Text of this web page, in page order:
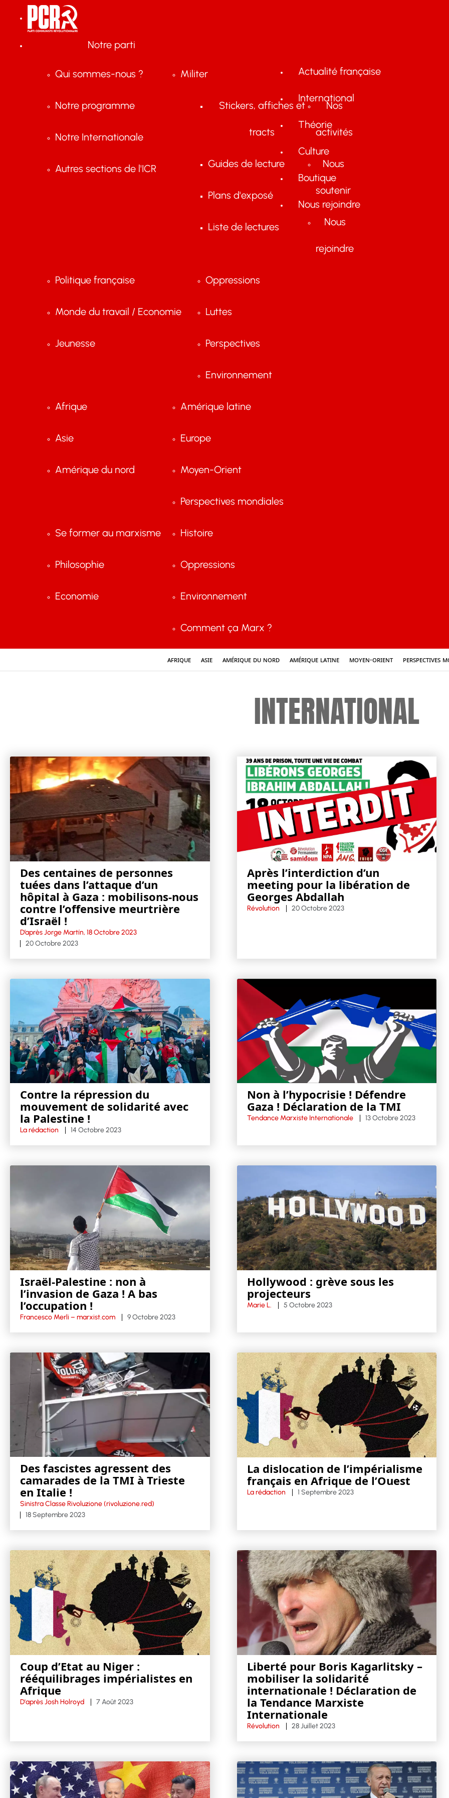
Notre parti
Qui sommes-nous ?
Notre programme
Notre Internationale
Autres sections de l'ICR
Militer
Stickers, affiches et
tracts
Guides de lecture
Plans d'exposé
Liste de lectures
Nos
activités
Nous
soutenir
Nous
rejoindre
Actualité française
Politique française
Monde du travail / Economie
Jeunesse
Oppressions
Luttes
Perspectives
Environnement
International
Afrique
Asie
Amérique du nord
Amérique latine
Europe
Moyen-Orient
Perspectives mondiales
Théorie
Se former au marxisme
Philosophie
Economie
Histoire
Oppressions
Environnement
Comment ça Marx ?
Culture
Boutique
Nous rejoindre
Afrique Asie Amérique du nord Amérique latine Moyen-Orient Perspectives
INTERNATIONAL
Des centaines de personnes
tuées dans l’attaque d’un
hôpital à Gaza : mobilisons-nous
contre l’offensive meurtrière
d’Israël !
D’après Jorge Martín, 18 Octobre 2023
20 Octobre 2023
Après l’interdiction d’un
meeting pour la libération de
Georges Abdallah
Révolution 20 Octobre 2023
Contre la répression du
mouvement de solidarité avec
la Palestine !
La rédaction 14 Octobre 2023
Non à l’hypocrisie ! Défendre
Gaza ! Déclaration de la TMI
Tendance Marxiste Internationale 13 Octobre 2023
Israël-Palestine : non à
l’invasion de Gaza ! A bas
l’occupation !
Francesco Merli – marxist.com 9 Octobre 2023
Hollywood : grève sous les
projecteurs
Marie L. 5 Octobre 2023
Des fascistes agressent des
camarades de la TMI à Trieste
en Italie !
Sinistra Classe Rivoluzione (rivoluzione.red)
18 Septembre 2023
La dislocation de l’impérialisme
français en Afrique de l’Ouest
La rédaction 1 Septembre 2023
Coup d’Etat au Niger :
rééquilibrages impérialistes en
Afrique
D'après Josh Holroyd 7 Août 2023
Liberté pour Boris Kagarlitsky –
mobiliser la solidarité
internationale ! Déclaration de
la Tendance Marxiste
Internationale
Révolution 28 Juillet 2023